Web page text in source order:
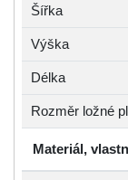
Šířka
Výška
Délka
Rozměr ložné
Materiál,